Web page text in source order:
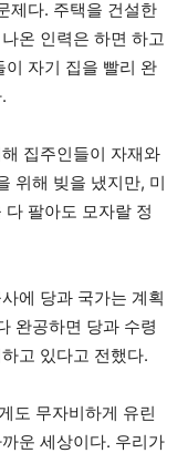
제다. 주택을 건설한
온 인력은 하면 하고
이 자기 집을 빨리 완
집주인들이 자재와
위해 빚을 냈지만, 미
팔아도 모자랄 정
에 당과 국가는 계획
완공하면 당과 수령
고 있다고 전했다.
도 무자비하게 유린
운 세상이다. 우리가